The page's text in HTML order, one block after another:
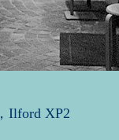
Ilford XP2